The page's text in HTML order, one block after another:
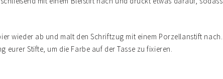
wieder ab und malt den Schriftzug mit einem Porzellanstift nach.
Stifte, um die Farbe auf der Tasse zu fixieren.